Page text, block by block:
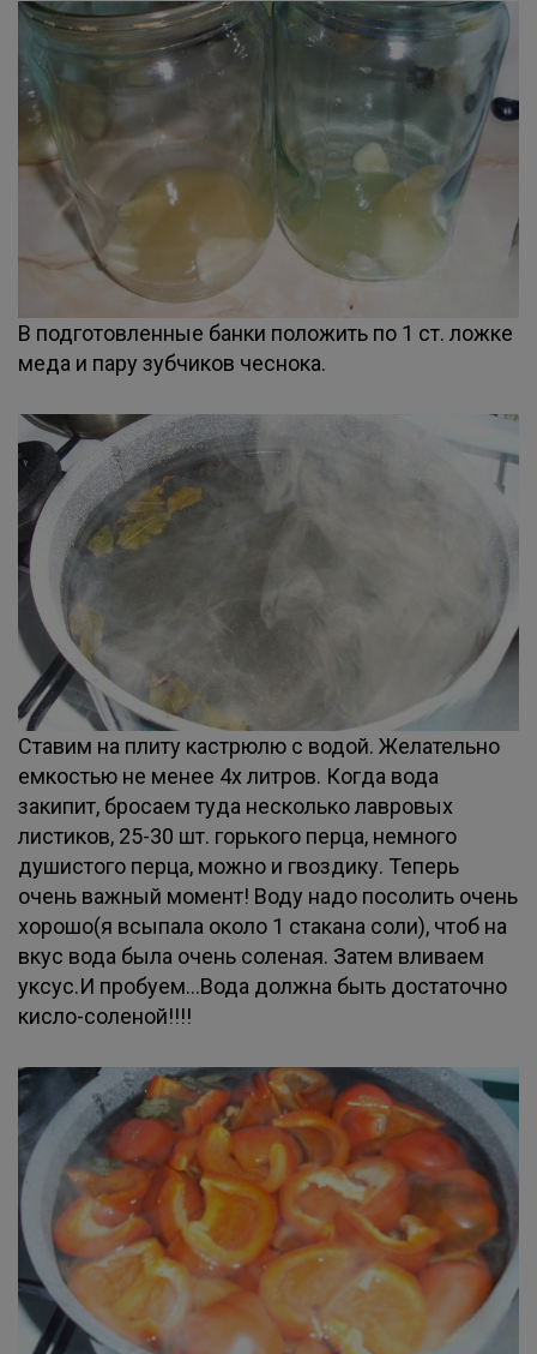
В подготовленные банки положить по 1 ст. ложке
меда и пару зубчиков чеснока.
Ставим на плиту кастрюлю с водой. Желательно
емкостью не менее 4х литров. Когда вода
закипит, бросаем туда несколько лавровых
листиков, 25-30 шт. горького перца, немного
душистого перца, можно и гвоздику. Теперь
очень важный момент! Воду надо посолить очень
хорошо(я всыпала около 1 стакана соли), чтоб на
вкус вода была очень соленая. Затем вливаем
уксус.И пробуем...Вода должна быть достаточно
кисло-соленой!!!!